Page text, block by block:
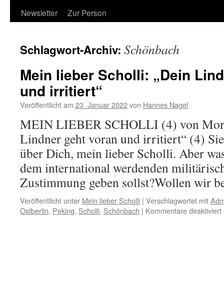
Newsletter
Zur Person
Schlagwort-Archiv: Schönbach
Mein lieber Scholli: „Dein
und irritiert“
Veröffentlicht am 23. Januar 2022von Hannes Nagel
MEIN LIEBER SCHOLLI (4) von
Lindner geht voran und irritiert“ (4)
über Dich, mein lieber Scholli. Aber
dem international werdenden
Zustimmung geben sollst?Wollen wir
Veröffentlicht unter Mein lieber Scholli | Verschlagwortet mit
Ostberlin, Peking, Scholli, Schönbach | Kommentare deaktiviert